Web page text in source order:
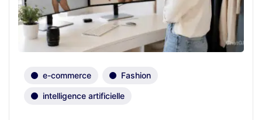
e-commerce Fashion
intelligence artificielle